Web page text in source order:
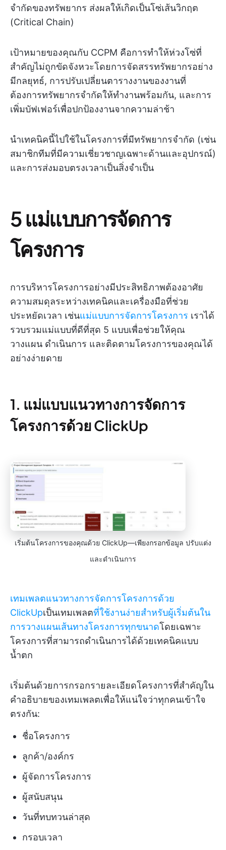
จำกัดของทรัพยากร ส่งผลให้เกิดเป็นโซ่เส้นวิกฤต
(Critical Chain)
เป้าหมายของคุณกับ CCPM คือการทำให้ห่วงโซ่ที่
สำคัญไม่ถูกขัดจังหวะโดยการจัดสรรทรัพยากรอย่าง
มีกลยุทธ์, การปรับเปลี่ยนตารางงานของงานที่
ต้องการทรัพยากรจำกัดให้ทำงานพร้อมกัน, และการ
เพิ่มบัฟเฟอร์เพื่อปกป้องงานจากความล่าช้า
นำเทคนิคนี้ไปใช้ในโครงการที่มีทรัพยากรจำกัด (เช่น
สมาชิกทีมที่มีความเชี่ยวชาญเฉพาะด้านและอุปกรณ์)
และการส่งมอบตรงเวลาเป็นสิ่งจำเป็น
5 แม่แบบการจัดการ
โครงการ
การบริหารโครงการอย่างมีประสิทธิภาพต้องอาศัย
ความสมดุลระหว่างเทคนิคและเครื่องมือที่ช่วย
ประหยัดเวลา เช่นแม่แบบการจัดการโครงการ เราได้
รวบรวมแม่แบบที่ดีที่สุด 5 แบบเพื่อช่วยให้คุณ
วางแผน ดำเนินการ และติดตามโครงการของคุณได้
อย่างง่ายดาย
1. แม่แบบแนวทางการจัดการ
โครงการด้วย ClickUp
เริ่มต้นโครงการของคุณด้วย ClickUp—เพียงกรอกข้อมูล ปรับแต่ง
และดำเนินการ
เทมเพลตแนวทางการจัดการโครงการด้วย
ClickUpเป็นเทมเพลตที่ใช้งานง่ายสำหรับผู้เริ่มต้นใน
การวางแผนเส้นทางโครงการทุกขนาดโดยเฉพาะ
โครงการที่สามารถดำเนินการได้ด้วยเทคนิคแบบ
น้ำตก
เริ่มต้นด้วยการกรอกรายละเอียดโครงการที่สำคัญใน
คำอธิบายของเทมเพลตเพื่อให้แน่ใจว่าทุกคนเข้าใจ
ตรงกัน:
ชื่อโครงการ
ลูกค้า/องค์กร
ผู้จัดการโครงการ
ผู้สนับสนุน
วันที่ทบทวนล่าสุด
กรอบเวลา